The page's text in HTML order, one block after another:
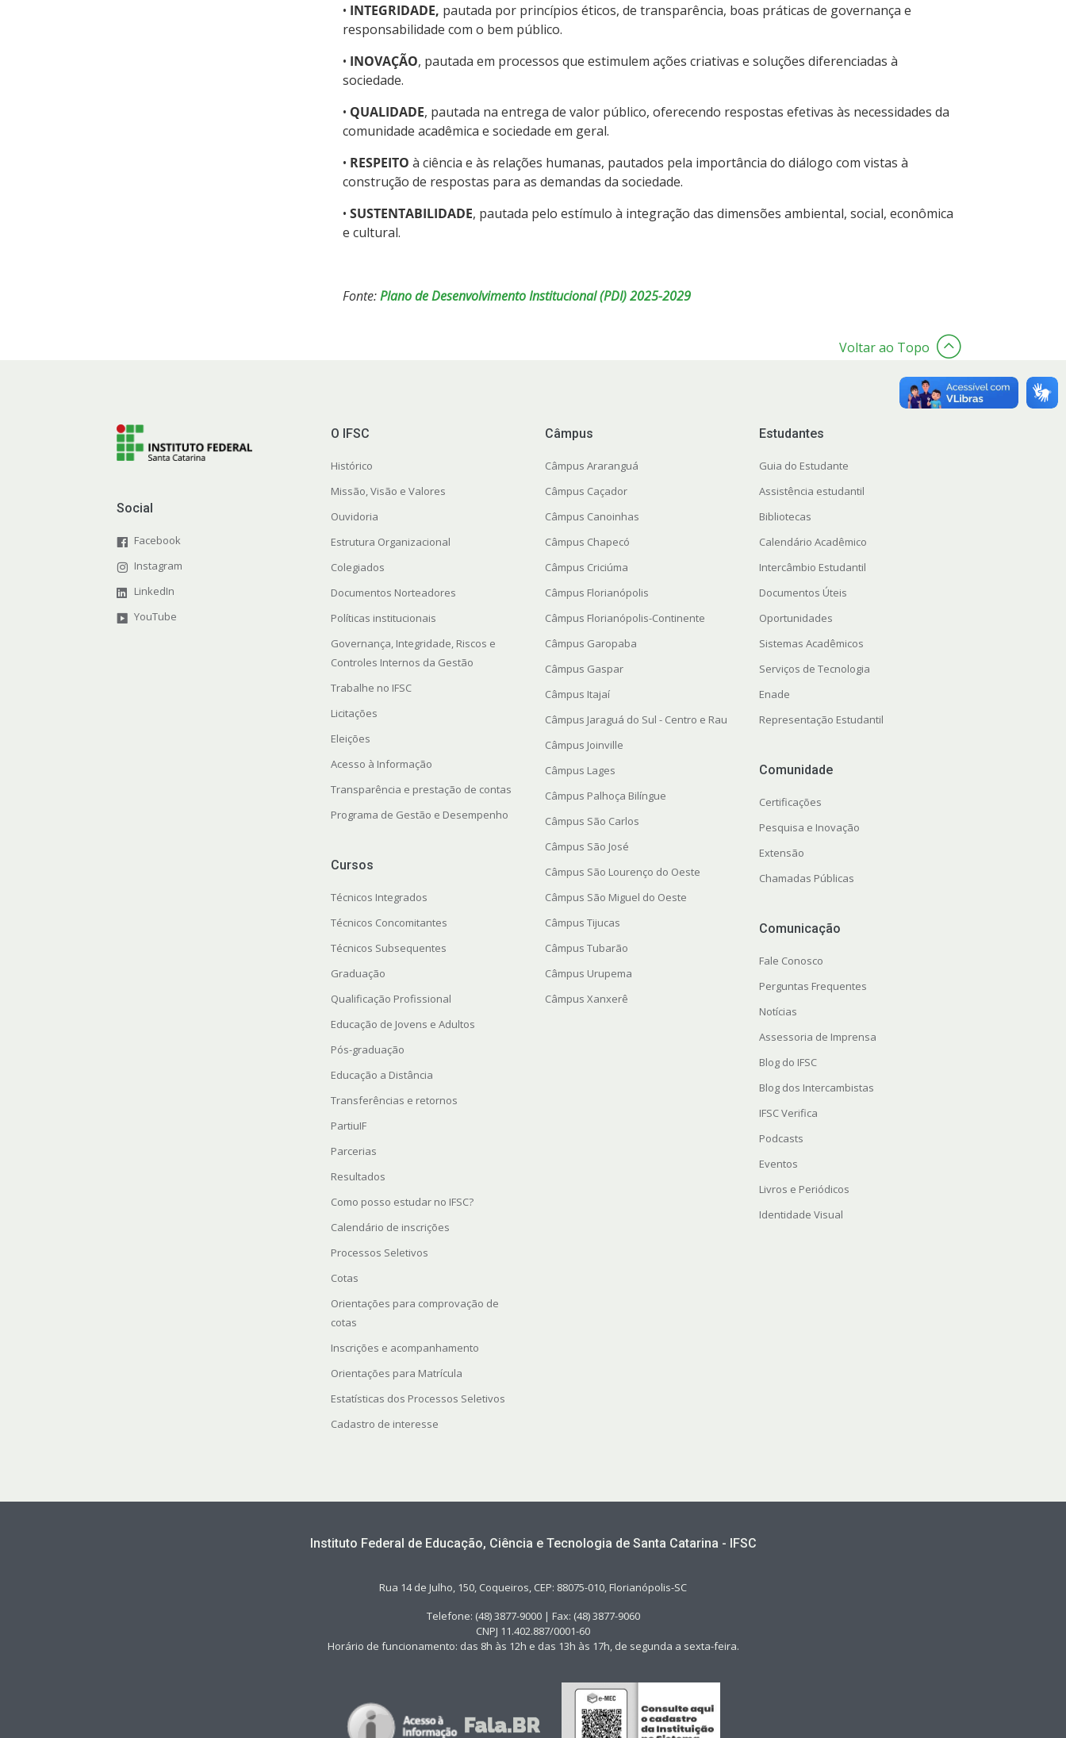
• INTEGRIDADE, pautada por princípios éticos, de transparência, boas práticas de governança e
responsabilidade com o bem público.
• INOVAÇÃO, pautada em processos que estimulem ações criativas e soluções diferenciadas à
sociedade.
• QUALIDADE, pautada na entrega de valor público, oferecendo respostas efetivas às necessidades da
comunidade acadêmica e sociedade em geral.
• RESPEITO à ciência e às relações humanas, pautados pela importância do diálogo com vistas à
construção de respostas para as demandas da sociedade.
• SUSTENTABILIDADE, pautada pelo estímulo à integração das dimensões ambiental, social, econômica
e cultural.
Fonte:Plano de Desenvolvimento Institucional (PDI) 2025-2029
Voltar ao Topo
Social
Facebook
Instagram
LinkedIn
YouTube
O IFSC
Histórico
Missão, Visão e Valores
Ouvidoria
Estrutura Organizacional
Colegiados
Documentos Norteadores
Políticas institucionais
Governança, Integridade, Riscos e
Controles Internos da Gestão
Trabalhe no IFSC
Licitações
Eleições
Acesso à Informação
Transparência e prestação de contas
Programa de Gestão e Desempenho
Cursos
Técnicos Integrados
Técnicos Concomitantes
Técnicos Subsequentes
Graduação
Qualificação Profissional
Educação de Jovens e Adultos
Pós-graduação
Educação a Distância
Transferências e retornos
PartiuIF
Parcerias
Resultados
Como posso estudar no IFSC?
Calendário de inscrições
Processos Seletivos
Cotas
Orientações para comprovação de
cotas
Inscrições e acompanhamento
Orientações para Matrícula
Estatísticas dos Processos Seletivos
Cadastro de interesse
Câmpus
Câmpus Araranguá
Câmpus Caçador
Câmpus Canoinhas
Câmpus Chapecó
Câmpus Criciúma
Câmpus Florianópolis
Câmpus Florianópolis-Continente
Câmpus Garopaba
Câmpus Gaspar
Câmpus Itajaí
Câmpus Jaraguá do Sul - Centro e Rau
Câmpus Joinville
Câmpus Lages
Câmpus Palhoça Bilíngue
Câmpus São Carlos
Câmpus São José
Câmpus São Lourenço do Oeste
Câmpus São Miguel do Oeste
Câmpus Tijucas
Câmpus Tubarão
Câmpus Urupema
Câmpus Xanxerê
Estudantes
Guia do Estudante
Assistência estudantil
Bibliotecas
Calendário Acadêmico
Intercâmbio Estudantil
Documentos Úteis
Oportunidades
Sistemas Acadêmicos
Serviços de Tecnologia
Enade
Representação Estudantil
Comunidade
Certificações
Pesquisa e Inovação
Extensão
Chamadas Públicas
Comunicação
Fale Conosco
Perguntas Frequentes
Notícias
Assessoria de Imprensa
Blog do IFSC
Blog dos Intercambistas
IFSC Verifica
Podcasts
Eventos
Livros e Periódicos
Identidade Visual
Instituto Federal de Educação, Ciência e Tecnologia de Santa Catarina - IFSC
Rua 14 de Julho, 150, Coqueiros, CEP: 88075-010, Florianópolis-SC
Telefone: (48) 3877-9000 | Fax: (48) 3877-9060
CNPJ 11.402.887/0001-60
Horário de funcionamento: das 8h às 12h e das 13h às 17h, de segunda a sexta-feira.